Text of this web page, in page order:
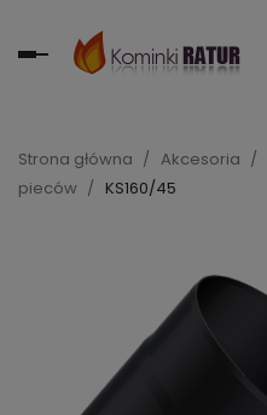
Toggle
Strona główna Akcesoria
pieców
KS160/45